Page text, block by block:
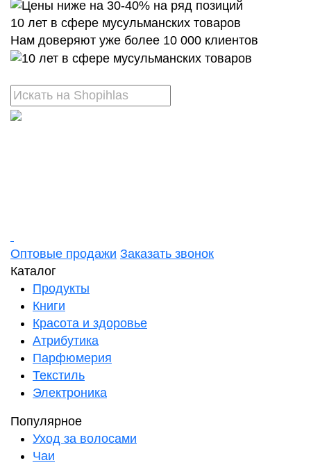
10 лет в сфере мусульманских товаров
Нам доверяют уже более 10 000 клиентов
Оптовые продажи Заказать звонок
Каталог
Продукты
Книги
Красота и здоровье
Атрибутика
Парфюмерия
Текстиль
Электроника
Популярное
Уход за волосами
Чаи